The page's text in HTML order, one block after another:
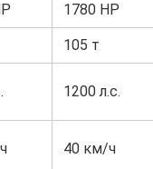
1780 HP
105 т
1200 л.с.
40 км/ч